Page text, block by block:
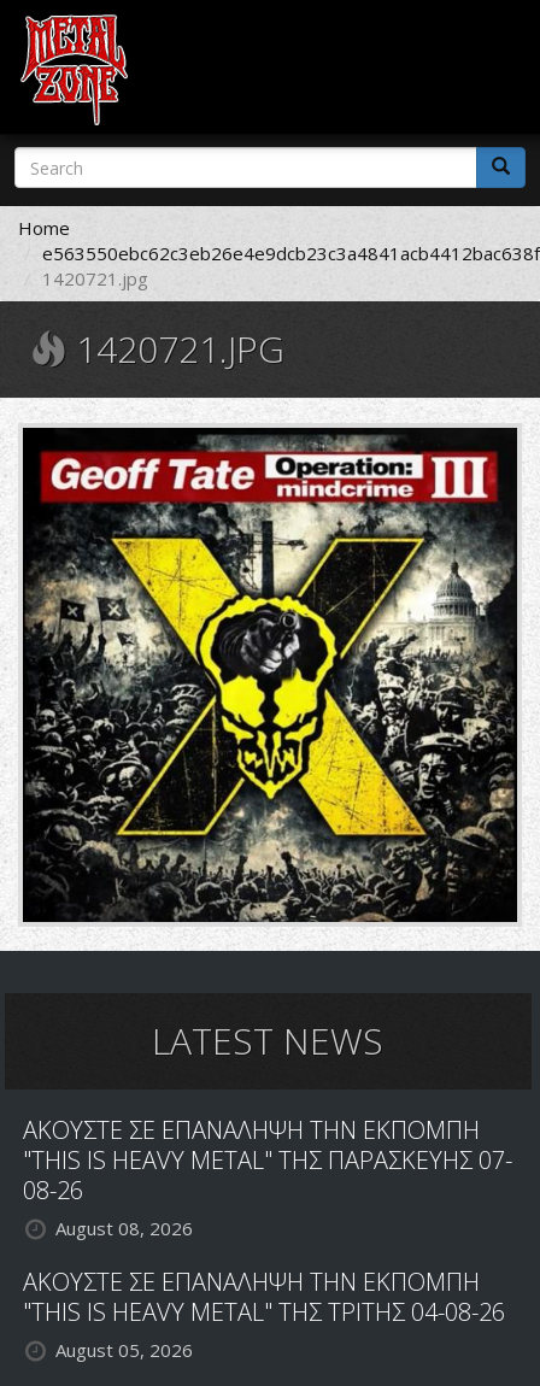
Skip
main
content
Search
form
Search
Home
1420721.jpg
1420721.JPG
LATEST NEWS
ΑΚΟΥΣΤΕ ΣΕ ΕΠΑΝΑΛΗΨΗ ΤΗΝ ΕΚΠΟΜΠΗ
"THIS IS HEAVY METAL" ΤΗΣ ΠΑΡΑΣΚΕΥΗΣ 07-
08-26
August 08, 2026
ΑΚΟΥΣΤΕ ΣΕ ΕΠΑΝΑΛΗΨΗ ΤΗΝ ΕΚΠΟΜΠΗ
"THIS IS HEAVY METAL" ΤΗΣ ΤΡΙΤΗΣ 04-08-26
August 05, 2026